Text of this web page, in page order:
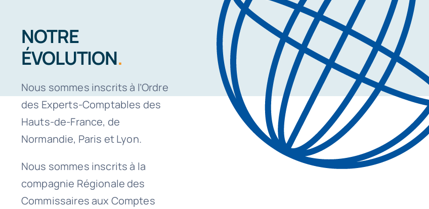
NOTRE
ÉVOLUTION.
Nous sommes inscrits à l’Ordre
des Experts-Comptables des
Hauts-de-France, de
Normandie, Paris et Lyon.
Nous sommes inscrits à la
compagnie Régionale des
Commissaires aux Comptes